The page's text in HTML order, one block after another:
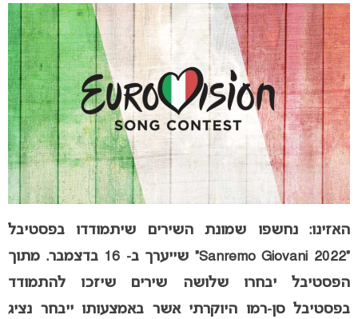
האזינו: נחשפו שמונת השירים שיתמודדו בפסטיבל
“Sanremo Giovani 2022” שייערך ב- 16 בדצמבר. מתוך
הפסטיבל יבחרו שלושה שירים שיזכו להתמודד
בפסטיבל סן-רמו היוקרתי אשר באמצעותו ייבחר נציג